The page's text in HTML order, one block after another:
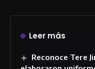
Leer más
Reconoce Tere